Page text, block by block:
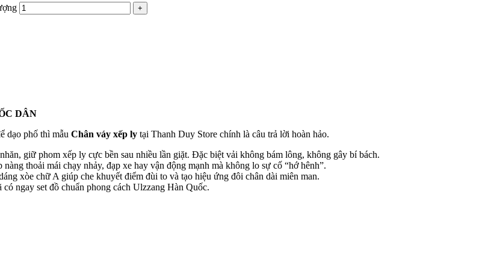
DÂN
dạo phố thì mẫu Chân váy xếp ly tại Thanh Duy Store chính là câu trả lời hoàn hảo.
giữ phom xếp ly cực bền sau nhiều lần giặt. Đặc biệt vải không bám lông, không gây bí bách.
nàng thoải mái chạy nhảy, đạp xe hay vận động mạnh mà không lo sự cố “hớ hênh”.
xòe chữ A giúp che khuyết điểm đùi to và tạo hiệu ứng đôi chân dài miên man.
ngay set đồ chuẩn phong cách Ulzzang Hàn Quốc.